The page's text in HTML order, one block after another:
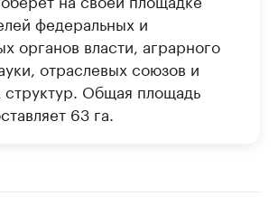
федеральных и
органов власти, аграрного
отраслевых союзов и
Общая площадь
63 га.